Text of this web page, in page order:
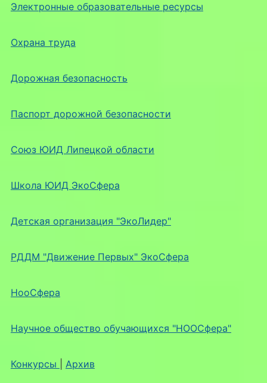
Электронные образовательные ресурсы
Охрана труда
Дорожная безопасность
Паспорт дорожной безопасности
Союз ЮИД Липецкой области
Школа ЮИД ЭкоСфера
Детская организация "ЭкоЛидер"
РДДМ "Движение Первых" ЭкоСфера
НооСфера
Научное общество обучающихся "НООСфера"
Конкурсы Архив